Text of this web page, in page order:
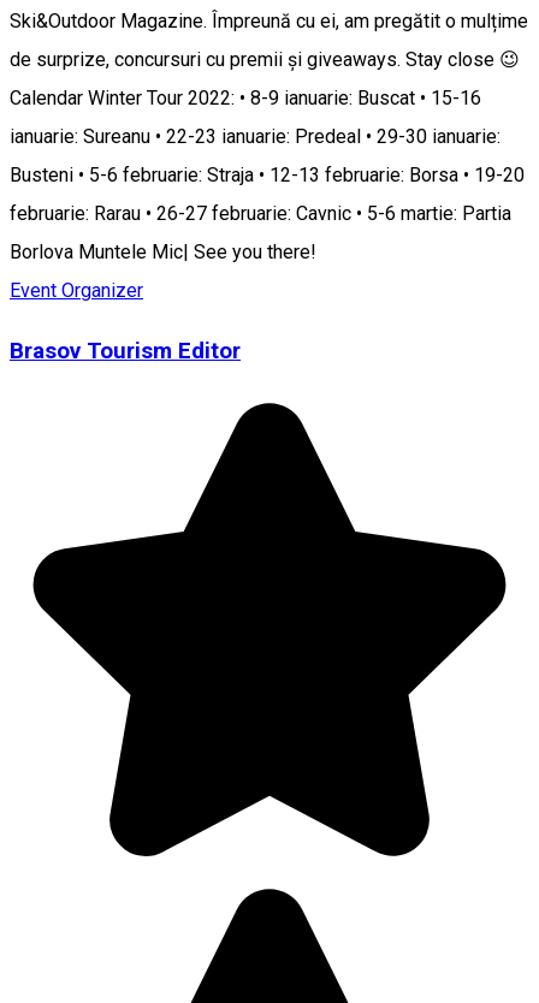
Ski&Outdoor Magazine. Împreună cu ei, am pregătit o mulțime
de surprize, concursuri cu premii și giveaways. Stay close 😉
Calendar Winter Tour 2022: • 8-9 ianuarie: Buscat • 15-16
ianuarie: Sureanu • 22-23 ianuarie: Predeal • 29-30 ianuarie:
Busteni • 5-6 februarie: Straja • 12-13 februarie: Borsa • 19-20
februarie: Rarau • 26-27 februarie: Cavnic • 5-6 martie: Partia
Borlova Muntele Mic| See you there!
Event Organizer
Brasov Tourism Editor